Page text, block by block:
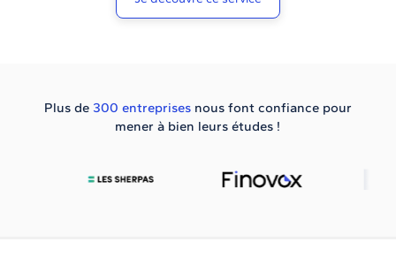
Plus de 300 entreprisesnous font confiance pour
mener à bien leurs études !